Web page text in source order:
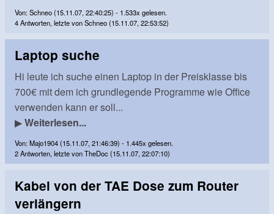
Von: Schneo (15.11.07, 22:40:25) - 1.533x gelesen.
4 Antworten, letzte von Schneo (15.11.07, 22:53:52)
Laptop suche
Hi leute ich suche einen Laptop in der Preisklasse bis
700€ mit dem ich grundlegende Programme wie Office
verwenden kann er soll...
▶Weiterlesen...
Von: Majo1904 (15.11.07, 21:46:39) - 1.445x gelesen.
2 Antworten, letzte von TheDoc (15.11.07, 22:07:10)
Kabel von der TAE Dose zum Router
verlängern